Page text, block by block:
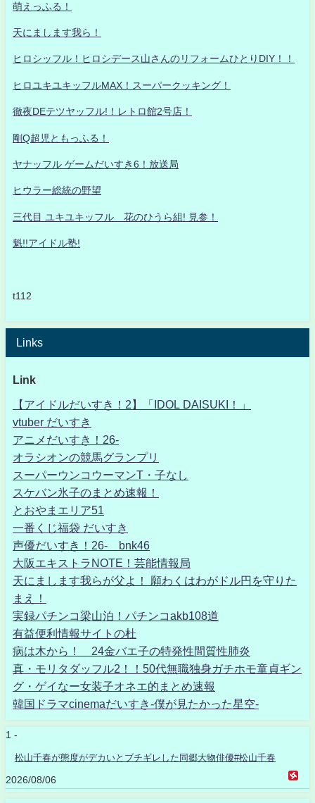
萌えっふる！
天にまします我ら！
ヒロシッフル！ヒロシデース山さんのリフォームひとりDIY！！
ヒロユキユキッフルMAX！スーパークッキング！
徹夜DEテツヤッフル!！レトロ館2号店！
剛Q超児ともっふる！
ヤナッフル ゲームだいすき6！放送局
ヒウラー総統の野望
三代目 ユキユキッフル 花のひうら組! 見参！
魁!!アイドル塾!
t112
Links
Link
【アイドルだいすき！2】「IDOL DAISUKI！」
vtuber だいすき
アニメだいすき！26-
オラシオンの競馬グランプリ
スーパーウンコウーマンT・子なし
スケバン氷子のまとめ速報！
とおやまエリア51
一番くじ福袋 だいすき
声優だいすき！26- bnk46
大阪エキストラNOTE！芸能情報局
天にまします我らが父よ！ 願わくはわがドル円を守りた
まえ！
実録パチンコ梁山泊！パチンコakb108道
有益便利情報サイトの杜
病は木から！ 24金バエ子の特発性間質性肺炎
真・モリタダッフル2！！50代無職独身ガチホモ童貞ギン
グ・ゲイなー女装子オネエ的まとめ速報
韓国ドラマcinemaだいすき-僕が見たかった星空-
1 -
松山千春が態度がデカいとブチギレした同郷大物俳優#松山千春
2026/08/06